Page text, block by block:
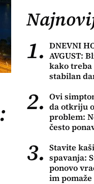
1. DNEVNI
AVGUST:
kako treba
stabilan
2. Ovi
da otkriju
problem:
često
3. Stavite
spavanja:
ponovo
im pomaže